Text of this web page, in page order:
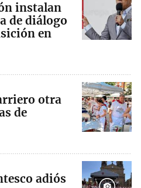
instalan
de diálogo
en
otra
de
adiós